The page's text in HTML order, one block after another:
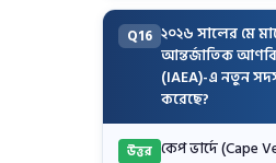
Q16 ২০২৬ সালের মে
আন্তর্জাতিক
(IAEA)-এ নতুন
করেছে?
উত্তর কেপ ভার্দে (Cape